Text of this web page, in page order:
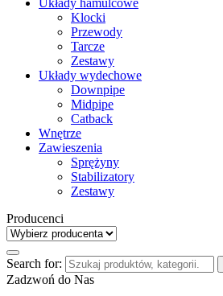
Klocki
Przewody
Tarcze
Zestawy
Układy wydechowe
Downpipe
Midpipe
Catback
Wnętrze
Zawieszenia
Sprężyny
Stabilizatory
Zestawy
Producenci
Search for:
Zadzwoń do Nas